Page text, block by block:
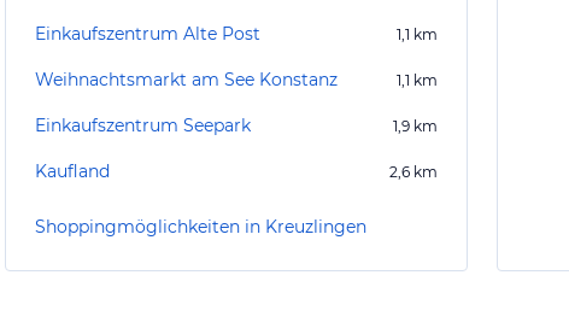
Einkaufszentrum Alte Post 1,1 km
Weihnachtsmarkt am See Konstanz 1,1 km
Einkaufszentrum Seepark 1,9 km
Kaufland 2,6 km
Shoppingmöglichkeiten in Kreuzlingen